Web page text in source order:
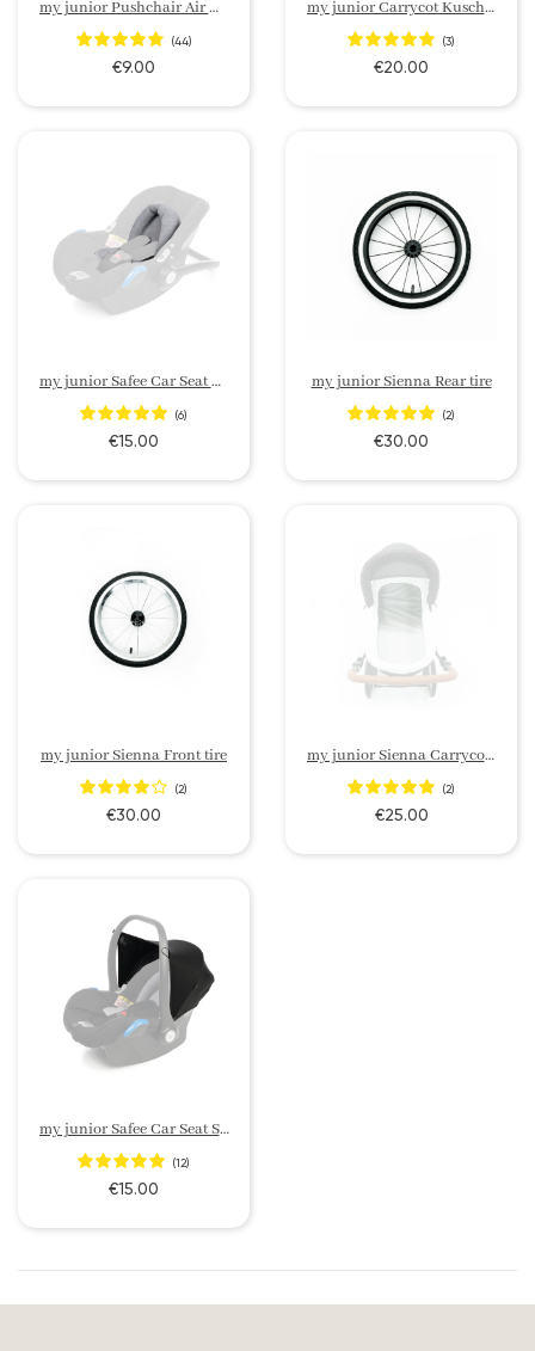
my junior Pushchair Air Wheels replacement tire
(44)
€9.00
my junior Carrycot Kuscheldecke
(3)
€20.00
my junior Safee Car Seat Neugeboreneneinlage
(6)
€15.00
my junior Sienna Rear tire
(2)
€30.00
my junior Sienna Front tire
(2)
€30.00
my junior Sienna Carrycot Mattress
(2)
€25.00
my junior Safee Car Seat Sonnenschutzverdeck
(12)
€15.00